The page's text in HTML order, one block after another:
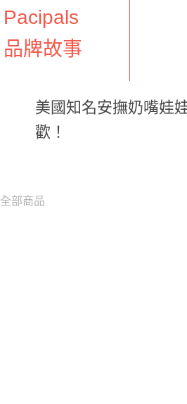
Pacipals
品牌故事
美國知名安撫奶嘴娃
歡！
全部商品